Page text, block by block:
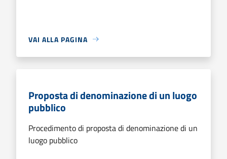
VAI ALLA PAGINA
Proposta di denominazione di un luogo
pubblico
Procedimento di proposta di denominazione di un
luogo pubblico